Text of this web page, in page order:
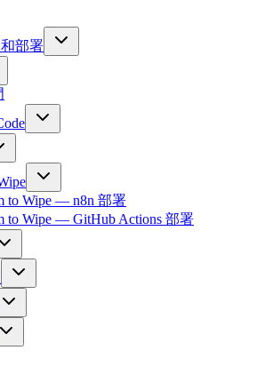
部署
to Wipe — n8n 部署
to Wipe — GitHub Actions 部署